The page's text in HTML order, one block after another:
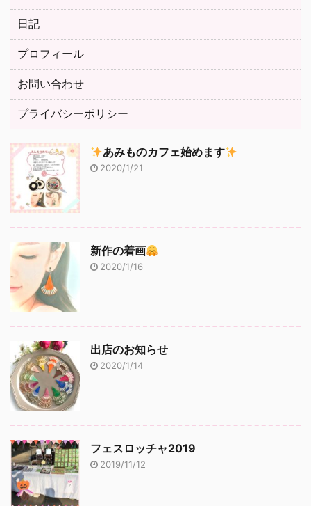
日記
プロフィール
お問い合わせ
プライバシーポリシー
あみものカフェ始めます
2020/1/21
新作の着画
2020/1/16
出店のお知らせ
2020/1/14
フェスロッチャ2019
2019/11/12